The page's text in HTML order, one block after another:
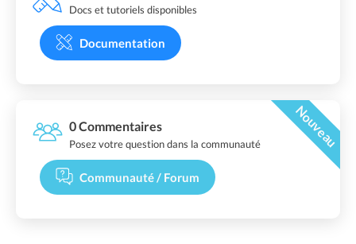
Docs et tutoriels disponibles
Documentation
0 Commentaires Nouveau
Posez votre question dans la communauté
Communauté / Forum